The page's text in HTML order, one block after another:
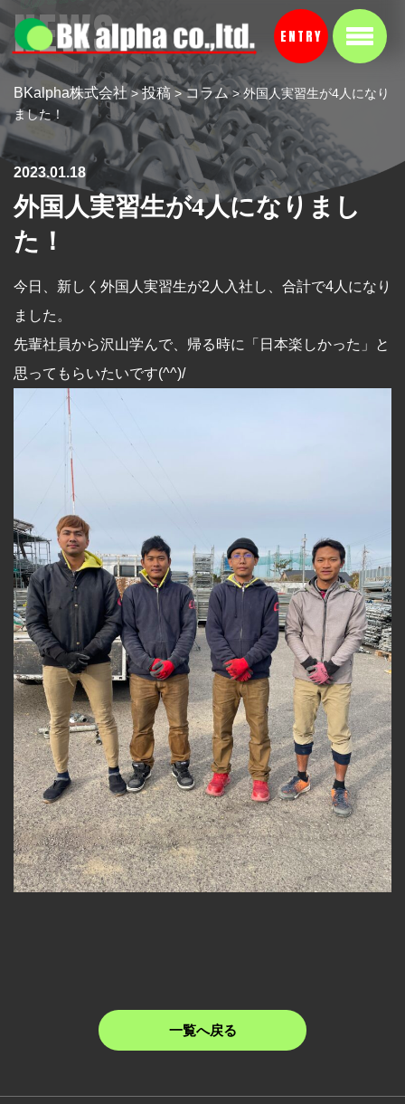
ENTRY
NEWS
BKalpha株式会社 >投稿 >コラム>外国人実習生が4人になり
ました！
2023.01.18
外国人実習生が4人になりまし
た！
今日、新しく外国人実習生が2人入社し、合計で4人になり
ました。
先輩社員から沢山学んで、帰る時に「日本楽しかった」と
思ってもらいたいです(^^)/
一覧へ戻る